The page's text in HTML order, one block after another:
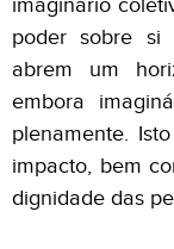
imaginário
poder sobre si
abrem um
embora
plenamente.
impacto, bem
dignidade das